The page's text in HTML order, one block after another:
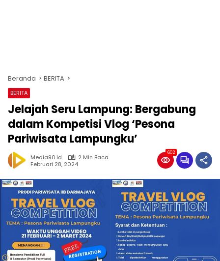
Beranda BERITA
BERITA
Jelajah Seru Lampung: Bergabung
dalam Kompetisi Vlog ‘Pesona
Pariwisata Lampungku’
Media90.id
2 Min Baca
Februari 28, 2024
602